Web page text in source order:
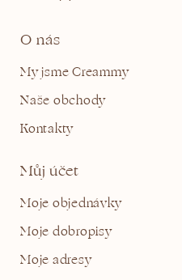
O nás
My jsme Creammy
Naše obchody
Kontakty
Můj účet
Moje objednávky
Moje dobropisy
Moje adresy